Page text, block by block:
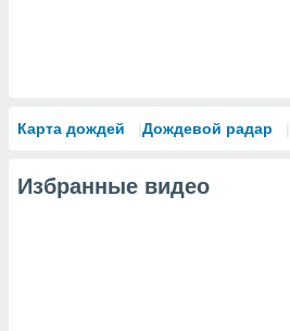
Карта дождей Дождевой радар
Избранные видео